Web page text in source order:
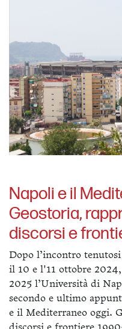
Napoli e il
Geostoria,
discorsi e
Dopo l’incontro
il 10 e l'11 ottobre
2025 l’Università di
secondo e ultimo
e il Mediterraneo oggi.